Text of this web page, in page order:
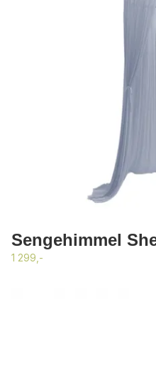
Sengehimmel
1 299,-